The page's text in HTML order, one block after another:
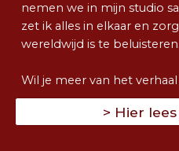
nemen we in mijn studio
zet ik alles in elkaar en
wereldwijd is te beluisteren.
Wil je meer van het
> Hier